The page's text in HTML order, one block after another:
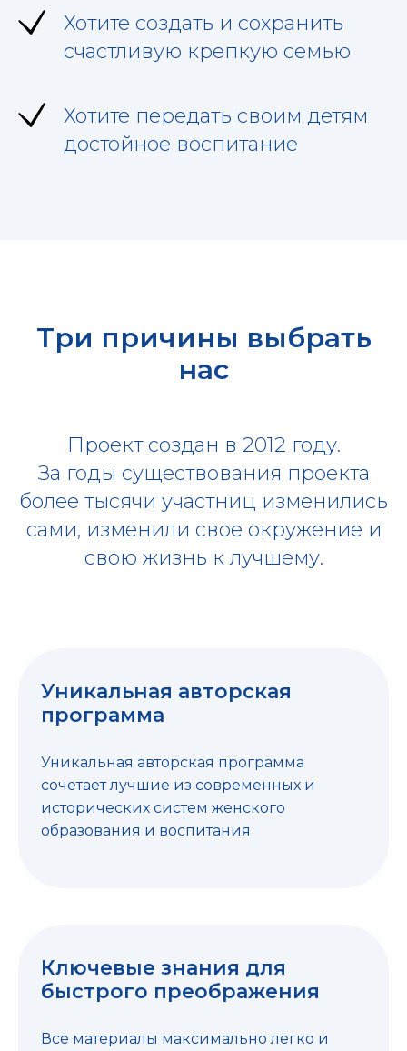
Хотите создать и сохранить
счастливую крепкую семью
Хотите передать своим детям
достойное воспитание
Три причины выбрать
нас
Проект создан в 2012 году.
За годы существования проекта
более тысячи участниц изменились
сами, изменили свое окружение и
свою жизнь к лучшему.
Уникальная авторская
программа
Уникальная авторская программа
сочетает лучшие из современных и
исторических систем женского
образования и воспитания
Ключевые знания для
быстрого преображения
Все материалы максимально легко и